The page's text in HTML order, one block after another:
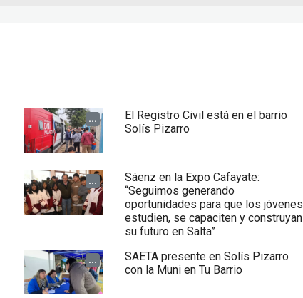
...
El Registro Civil está en el barrio
Solís Pizarro
...
Sáenz en la Expo Cafayate:
“Seguimos generando
oportunidades para que los jóvenes
estudien, se capaciten y construyan
su futuro en Salta”
...
SAETA presente en Solís Pizarro
con la Muni en Tu Barrio